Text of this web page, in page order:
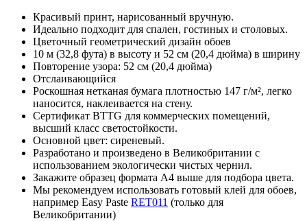
Красивый принт, нарисованный вручную.
Идеально подходит для спален, гостиных и столовых.
Цветочный геометрический дизайн обоев
10 м (32,8 фута) в высоту и 52 см (20,4 дюйма) в ширину
Повторение узора: 52 см (20,4 дюйма)
Отслаивающийся
Роскошная нетканая бумага плотностью 147 г/м², легко
наносится, наклеивается на стену.
Сертификат BTTG для коммерческих помещений,
высший класс светостойкости.
Основной цвет: сиреневый.
Разработано и произведено в Великобритании с
использованием экологически чистых чернил.
Закажите образец формата A4 выше для подбора цвета.
Мы рекомендуем использовать готовый клей для обоев,
например Easy Paste RET011 (только для
Великобритании)